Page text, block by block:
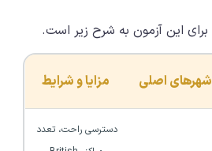
این آزمون به شرح زیر است.
شهرهای اصلی مزایا و شرایط